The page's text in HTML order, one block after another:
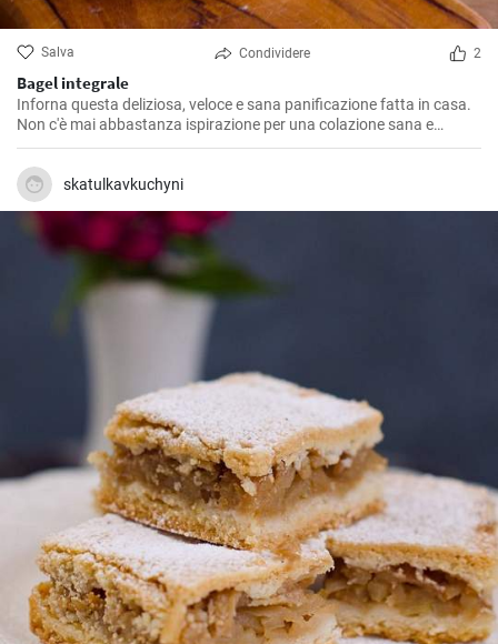
Salva Condividere 2
Bagel integrale
Inforna questa deliziosa, veloce e sana panificazione fatta in casa.
Non c'è mai abbastanza ispirazione per una colazione sana e
gustosa.
skatulkavkuchyni